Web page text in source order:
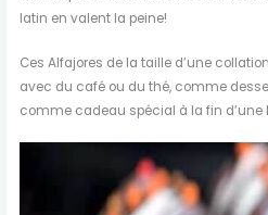
latin en valent la peine!
Ces Alfajores de la taille d’une
avec du café ou du thé, comme
comme cadeau spécial à la fin d’une